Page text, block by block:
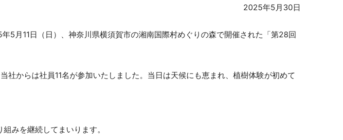
2025年5月30日
5月11日（日）、神奈川県横須賀市の湘南国際村めぐりの森で開催された「第28回
からは社員11名が参加いたしました。当日は天候にも恵まれ、植樹体験が初めて
みを継続してまいります。